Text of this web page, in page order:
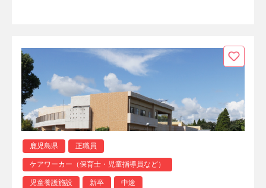
鹿児島県 正職員
ケアワーカー（保育士・児童指導員など）
児童養護施設 新卒 中途